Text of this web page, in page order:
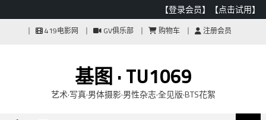
【登录会员】 【点击试用】
419电影网 GV俱乐部 购物车 注册会员
基图 · TU1069
艺术·写真·男体摄影·男性杂志·全见版·BTS花絮